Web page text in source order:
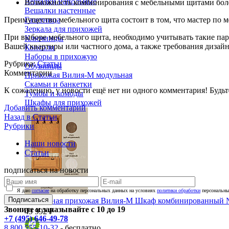
Вешалки настенные
Газетница
Зеркала для прихожей
Ключницы
Консоли
Наборы в прихожую
Обувницы
Прихожая Вилия-М модульная
Скамьи и банкетки
Тумбы и комоды
Шкафы для прихожей
Модульная прихожая Вилия-М Шкаф комбинированный
49 992 ₽
Возможность комбинирования с мебельными щитами
Преимущество мебельного щита состоит в том, что мастер
При выборе мебельного щита, необходимо учитывать такие
Вашей квартиры или частного дома, а также требования
Рубрика:Статьи
Комментарии
К сожалению, у новости ещё нет ни одного комментария!
Добавить комментарий
Назад в Статьи
Рубрики
Наши новости
Статьи
подписаться на новости
Я даю согласиена обработку персональных данных на условиях политики обработки
Подписаться
Звоните и заказывайте с 10 до 19
+7 (495) 646-49-78